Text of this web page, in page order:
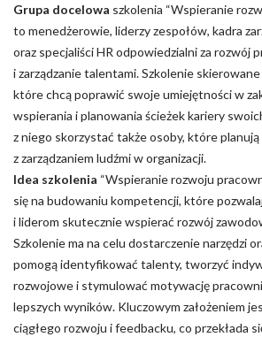
Grupa docelowa szkolenia “Wspieranie
to menedżerowie, liderzy zespołów, kadra
oraz specjaliści HR odpowiedzialni za rozwój
i zarządzanie talentami. Szkolenie
które chcą poprawić swoje umiejętności w
wspierania i planowania ścieżek kariery
z niego skorzystać także osoby, które
z zarządzaniem ludźmi w organizacji.
Idea szkolenia “Wspieranie rozwoju
się na budowaniu kompetencji, które
i liderom skutecznie wspierać rozwój
Szkolenie ma na celu dostarczenie narzędzi
pomogą identyfikować talenty, tworzyć
rozwojowe i stymulować motywację
lepszych wyników. Kluczowym założeniem
ciągłego rozwoju i feedbacku, co przekłada